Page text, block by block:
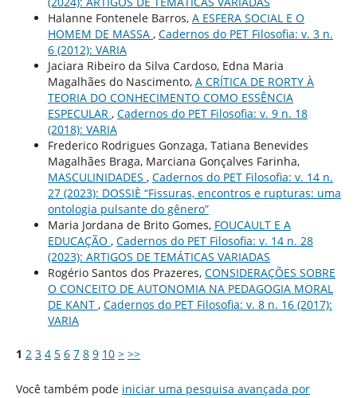
Halanne Fontenele Barros, A ESFERA SOCIAL E O
HOMEM DE MASSA , Cadernos do PET Filosofia: v. 3 n.
6 (2012): VARIA
Jaciara Ribeiro da Silva Cardoso, Edna Maria
Magalhães do Nascimento, A CRÍTICA DE RORTY À
TEORIA DO CONHECIMENTO COMO ESSÊNCIA
ESPECULAR , Cadernos do PET Filosofia: v. 9 n. 18
(2018): VARIA
Frederico Rodrigues Gonzaga, Tatiana Benevides
Magalhães Braga, Marciana Gonçalves Farinha,
MASCULINIDADES , Cadernos do PET Filosofia: v. 14 n.
27 (2023): DOSSIÈ “Fissuras, encontros e rupturas: uma
ontologia pulsante do gênero”
Maria Jordana de Brito Gomes, FOUCAULT E A
EDUCAÇÃO , Cadernos do PET Filosofia: v. 14 n. 28
(2023): ARTIGOS DE TEMÁTICAS VARIADAS
Rogério Santos dos Prazeres, CONSIDERAÇÕES SOBRE
O CONCEITO DE AUTONOMIA NA PEDAGOGIA MORAL
DE KANT , Cadernos do PET Filosofia: v. 8 n. 16 (2017):
VARIA
1 2 3 4 5 6 7 8 9 10 > >>
Você também pode iniciar uma pesquisa avançada por